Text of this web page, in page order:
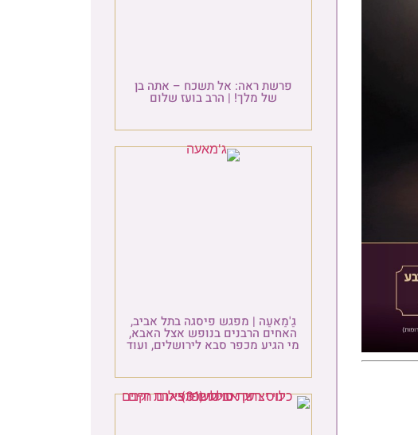
פרשת ראה: אל תשכח – אתה בן
של מלך! | הרב בועז שלום
גַ'מַאעַה | מפגש פיסגה בתל אביב,
האחים הרבנים בנופש אצל האבא,
מי הגיע מכפר סבא לירושלים, ועוד